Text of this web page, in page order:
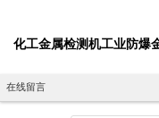
化工金属检测机工业防爆
在线留言